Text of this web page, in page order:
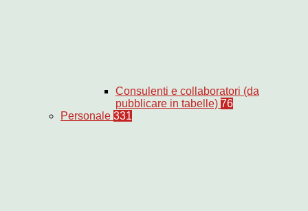
Consulenti e collaboratori (da
pubblicare in tabelle) 76
Personale 331